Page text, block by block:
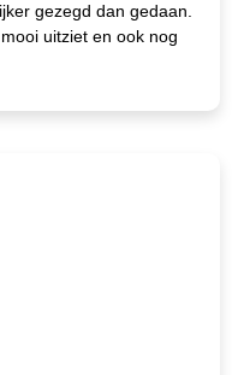
gezegd dan gedaan.
uitziet en ook nog